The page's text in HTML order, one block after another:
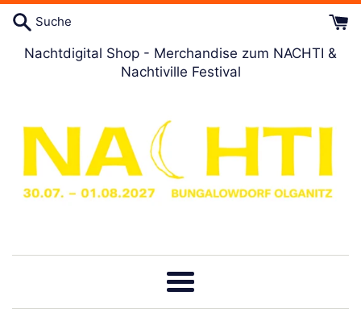
Direkt
zum
Artikel
Suche
Nachtdigital Shop - Merchandise zum NACHTI &
Nachtiville Festival
Menü